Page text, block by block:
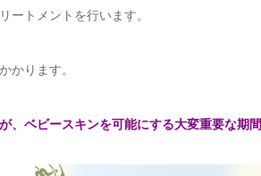
ートメントを行います。
かります。
、ベビースキンを可能にする大変重要な期間